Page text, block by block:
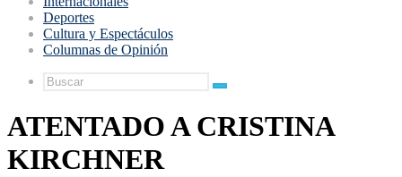
Deportes
Cultura y Espectáculos
Columnas de Opinión
Buscar
ATENTADO A CRISTINA
KIRCHNER